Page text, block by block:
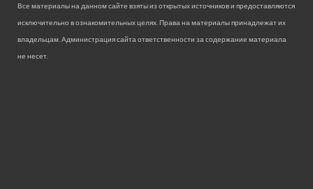
Все материалы на данном сайте взяты из открытых источников и предоставляются
исключительно в ознакомительных целях. Права на материалы принадлежат их
владельцам. Администрация сайта ответственности за содержание материала
не несет.